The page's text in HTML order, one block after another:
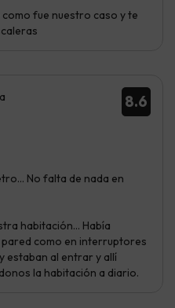
fue nuestro caso y te
8.6
No falta de nada en
habitación... Había
como en interruptores
estaban al entrar y allí
la habitación a diario.